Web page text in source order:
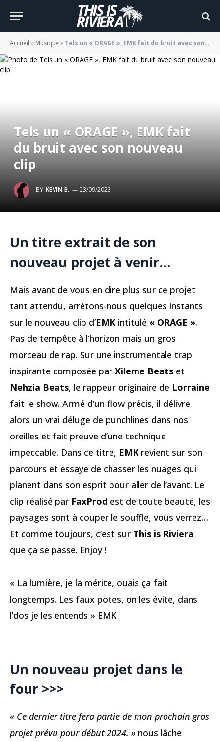
Accueil » Musique » Tels un « ORAGE », EMK fait du bruit avec son nouveau clip
Tels un « ORAGE », EMK fait
du bruit avec son nouveau
clip
BY KEVIN B. 23/09/2023
Un titre extrait de son
nouveau projet à venir…
Mais avant de vous en dire plus sur ce projet
tant attendu, arrêtons-nous quelques instants
sur le nouveau clip d’EMKintitulé « ORAGE ».
Pas de tempête à l’horizon mais un gros
morceau de rap. Sur une instrumentale trap
inspirante composée par Xileme Beats et
Nehzia Beats, le rappeur originaire de Lorraine
fait le show. Armé d’un flow précis, il délivre
alors un vrai déluge de punchlines dans nos
oreilles et fait preuve d’une technique
impeccable. Dans ce titre, EMKrevient sur son
parcours et essaye de chasser les nuages qui
planent dans son esprit pour aller de l’avant. Le
clip réalisé par FaxProd est de toute beauté, les
paysages sont à couper le souffle, vous verrez…
Et comme toujours, c’est sur This is Riviera
que ça se passe. Enjoy !
« La lumière, je la mérite, ouais ça fait
longtemps. Les faux potes, on les évite, dans
l’dos je les entends » EMK
Un nouveau projet dans le
four >>>
« Ce dernier titre fera partie de mon prochain gros
projet prévu pour début 2024. » nous lâche